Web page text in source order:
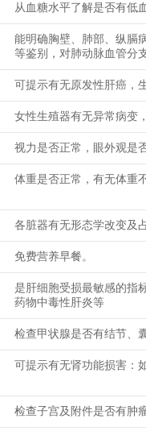
从血糖水平了解是否有低
能明确胸壁、肺部、纵膈
等鉴别，对肺动脉血管分
可提示有无原发性肝癌，
女性生殖器有无异常病变
视力是否正常，眼外观是
体重是否正常，有无体重
各脏器有无形态学改变及
免费营养早餐。
是肝细胞受损最敏感的指
药物中毒性肝炎等
检查甲状腺是否有结节、
可提示有无肾功能损害：
检查子宫及附件是否有肿